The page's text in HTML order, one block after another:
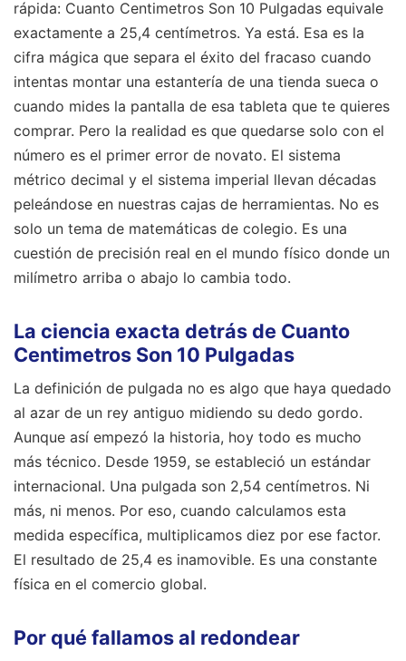
rápida: Cuanto Centimetros Son 10 Pulgadas equivale
exactamente a 25,4 centímetros. Ya está. Esa es la
cifra mágica que separa el éxito del fracaso cuando
intentas montar una estantería de una tienda sueca o
cuando mides la pantalla de esa tableta que te quieres
comprar. Pero la realidad es que quedarse solo con el
número es el primer error de novato. El sistema
métrico decimal y el sistema imperial llevan décadas
peleándose en nuestras cajas de herramientas. No es
solo un tema de matemáticas de colegio. Es una
cuestión de precisión real en el mundo físico donde un
milímetro arriba o abajo lo cambia todo.
La ciencia exacta detrás de Cuanto
Centimetros Son 10 Pulgadas
La definición de pulgada no es algo que haya quedado
al azar de un rey antiguo midiendo su dedo gordo.
Aunque así empezó la historia, hoy todo es mucho
más técnico. Desde 1959, se estableció un estándar
internacional. Una pulgada son 2,54 centímetros. Ni
más, ni menos. Por eso, cuando calculamos esta
medida específica, multiplicamos diez por ese factor.
El resultado de 25,4 es inamovible. Es una constante
física en el comercio global.
Por qué fallamos al redondear